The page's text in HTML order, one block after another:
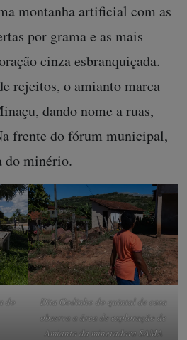
montanha artificial com as
por grama e as mais
cinza esbranquiçada.
rejeitos, o amianto marca
dando nome a ruas,
frente do fórum municipal,
do minério.
do
Dita Godinho do quintal de casa
observa a área de exploração de
Amianto da mineradora SAMA